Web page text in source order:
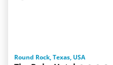
Round Rock, Texas, USA